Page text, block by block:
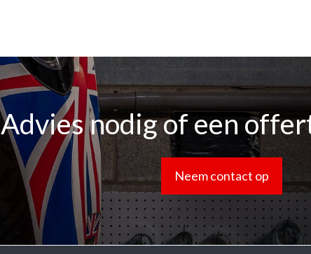
Advies nodig of een
Neem contact op